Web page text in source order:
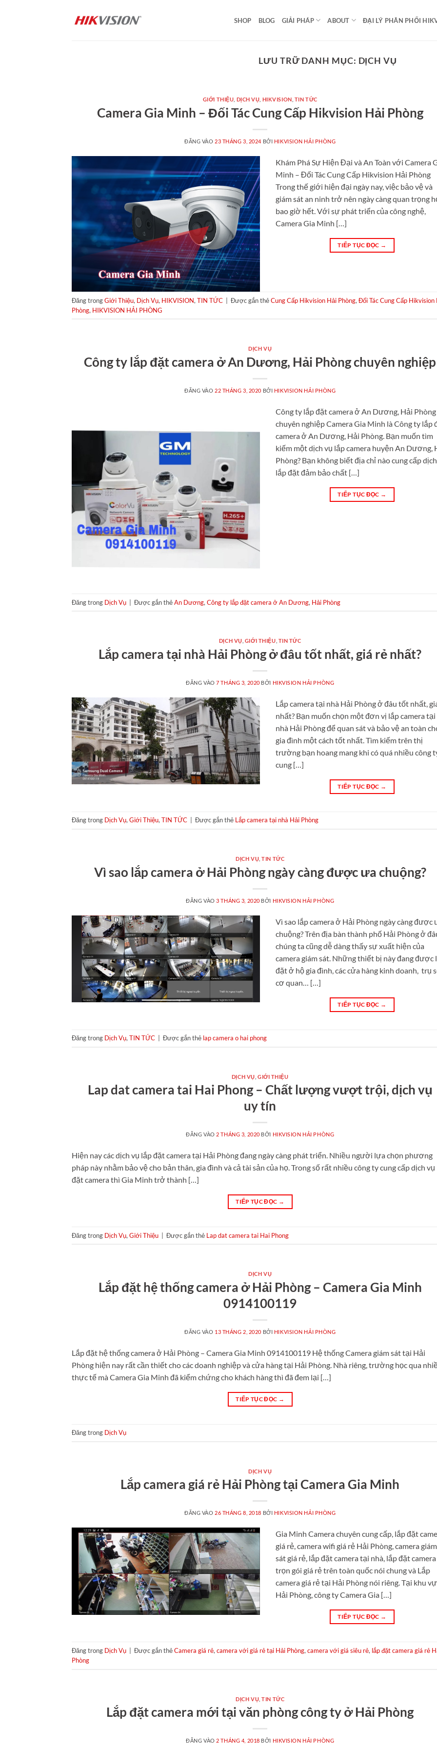
SHOP BLOG GIẢI PHÁP ABOUT ĐẠI LÝ PHÂN PHỐI
LƯU TRỮ DANH MỤC: DỊCH VỤ
GIỚI THIỆU DỊCH VỤ HIKVISION TIN TỨC
Camera Gia Minh – Đối Tác Cung Cấp Hikvision Hải Phòng
ĐĂNG VÀO 23 THÁNG 3, 2024 BỞI HIKVISION HẢI PHÒNG
Khám Phá Sự Hiện Đại và An Toàn với Camera
Minh – Đối Tác Cung Cấp Hikvision Hải Phòng
Trong thế giới hiện đại ngày nay, việc bảo vệ và
giám sát an ninh trở nên ngày càng quan trọng
bao giờ hết. Với sự phát triển của công nghệ,
Camera Gia Minh […]
TIẾP TỤC ĐỌC →
Đăng trongGiới Thiệu, Dịch Vụ, HIKVISION, TIN TỨC Được gắn thẻCung Cấp Hikvision Hải Phòng, Đối Tác Cung Cấp Hikvision
Phòng, HIKVISION HẢI PHÒNG
DỊCH VỤ
Công ty lắp đặt camera ở An Dương, Hải Phòng chuyên nghiệp
ĐĂNG VÀO 22 THÁNG 3, 2020 BỞI HIKVISION HẢI PHÒNG
Công ty lắp đặt camera ở An Dương, Hải Phòng
chuyên nghiệp Camera Gia Minh là Công ty lắp
camera ở An Dương, Hải Phòng. Bạn muốn tìm
kiếm một dịch vụ lắp camera huyện An Dương,
Phòng? Bạn không biết địa chỉ nào cung cấp
lắp đặt đảm bảo chất […]
TIẾP TỤC ĐỌC →
Đăng trong Dịch Vụ | Được gắn thẻAn Dương, Công ty lắp đặt camera ở An Dương, Hải Phòng
DỊCH VỤ GIỚI THIỆU TIN TỨC
Lắp camera tại nhà Hải Phòng ở đâu tốt nhất, giá rẻ nhất?
ĐĂNG VÀO7 THÁNG 3, 2020 BỞI HIKVISION HẢI PHÒNG
Lắp camera tại nhà Hải Phòng ở đâu tốt nhất,
nhất? Bạn muốn chọn một đơn vị lắp camera tại
nhà Hải Phòng để quan sát và bảo vệ an toàn
gia đình một cách tốt nhất. Tìm kiếm trên thị
trường bạn hoang mang khi có quá nhiều công
cung […]
TIẾP TỤC ĐỌC →
Đăng trong Dịch Vụ,Giới Thiệu,TIN TỨC Được gắn thẻ Lắp camera tại nhà Hải Phòng
DỊCH VỤ ,TIN TỨC
Vì sao lắp camera ở Hải Phòng ngày càng được ưa chuộng?
ĐĂNG VÀO3 THÁNG 3, 2020 BỞI HIKVISION HẢI PHÒNG
Vì sao lắp camera ở Hải Phòng ngày càng được
chuộng? Trên địa bàn thành phố Hải Phòng ở
chúng ta cũng dễ dàng thấy sự xuất hiện của
camera giám sát. Những thiết bị này đang được
đặt ở hộ gia đình, các cửa hàng kinh doanh, trụ
cơ quan… […]
TIẾP TỤC ĐỌC →
Đăng trong Dịch Vụ, TIN TỨC Được gắn thẻ lap camera o hai phong
DỊCH VỤ GIỚI THIỆU
Lap dat camera tai Hai Phong – Chất lượng vượt trội, dịch vụ
uy tín
ĐĂNG VÀO 2 THÁNG 3, 2020 BỞI HIKVISION HẢI PHÒNG
Hiện nay các dịch vụ lắp đặt camera tại Hải Phòng đang ngày càng phát triển. Nhiều người lựa chọn phương
pháp này nhằm bảo vệ cho bản thân, gia đình và cả tài sản của họ. Trong số rất nhiều công ty cung cấp dịch
đặt camera thì Gia Minh trở thành […]
TIẾP TỤC ĐỌC →
Đăng trong Dịch Vụ, Giới Thiệu | Được gắn thẻ Lap dat camera tai Hai Phong
DỊCH VỤ
Lắp đặt hệ thống camera ở Hải Phòng – Camera Gia Minh
0914100119
ĐĂNG VÀO 13 THÁNG 2, 2020 BỞI HIKVISION HẢI PHÒNG
Lắp đặt hệ thống camera ở Hải Phòng – Camera Gia Minh 0914100119 Hệ thống Camera giám sát tại Hải
Phòng hiện nay rất cần thiết cho các doanh nghiệp và cửa hàng tại Hải Phòng. Nhà riêng, trường học qua
thực tế mà Camera Gia Minh đã kiểm chứng cho khách hàng thì đã đem lại […]
TIẾP TỤC ĐỌC →
Đăng trong Dịch Vụ
DỊCH VỤ
Lắp camera giá rẻ Hải Phòng tại Camera Gia Minh
ĐĂNG VÀO 26 THÁNG 8, 2018 BỞI HIKVISION HẢI PHÒNG
Gia Minh Camera chuyên cung cấp, lắp đặt
giá rẻ, camera wifi giá rẻ Hải Phòng, camera giám
sát giá rẻ, lắp đặt camera tại nhà, lắp đặt camera
trọn gói giá rẻ trên toàn quốc nói chung và Lắp
camera giá rẻ tại Hải Phòng nói riêng. Tại khu
Hải Phòng, công ty Camera Gia […]
TIẾP TỤC ĐỌC →
Đăng trong Dịch Vụ Được gắn thẻCamera giá rẻ, camera với giá rẻ tại Hải Phòng, camera với giá siêu rẻ, lắp đặt camera giá rẻ
Phòng
DỊCH VỤ ,TIN TỨC
Lắp đặt camera mới tại văn phòng công ty ở Hải Phòng
ĐĂNG VÀO 2 THÁNG 4, 2018 BỞI HIKVISION HẢI PHÒNG